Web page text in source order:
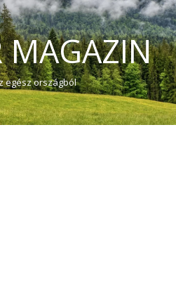
MAGAZIN
egész országból